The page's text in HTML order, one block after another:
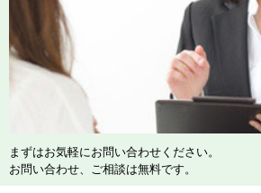
まずはお気軽にお問い合わせください。
お問い合わせ、ご相談は無料です。